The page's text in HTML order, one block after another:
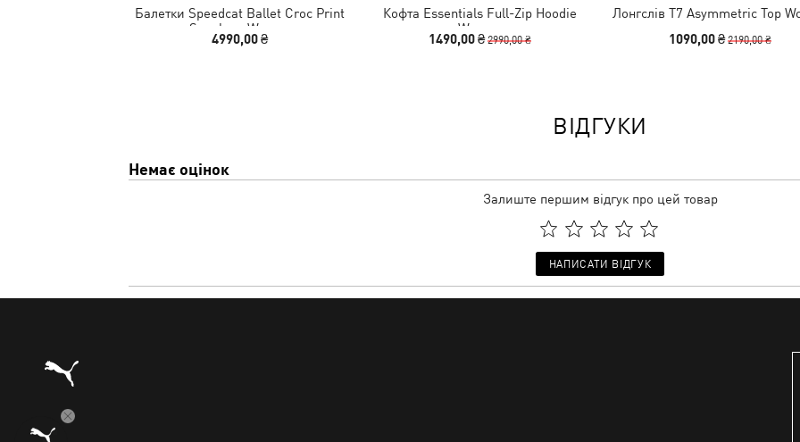
Балетки Speedcat Ballet Croc Print
Sneakers Women
4990,00 ₴
Кофта Essentials Full-Zip Hoodie
Women
1490,00 ₴2990,00 ₴
Лонгслів T7 Asymmetric Top
1090,00 ₴2190,00 ₴
ВІДГУКИ
Немає оцінок
Залиште першим відгук про цей товар
НАПИСАТИ ВІДГУК